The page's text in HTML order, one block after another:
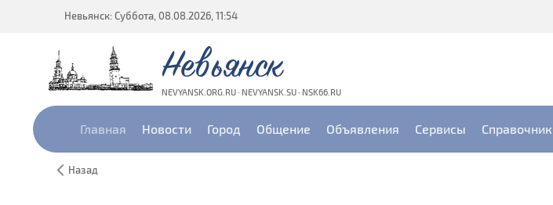
Невьянск: Суббота, 08.08.2026, 11:54
Невьянск
NEVYANSK.ORG.RU · NEVYANSK.SU · NSK66.RU
Главная Новости Город Общение Объявления Сервисы Справочник
Назад